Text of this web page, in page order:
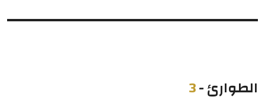
الطوارئ-
3